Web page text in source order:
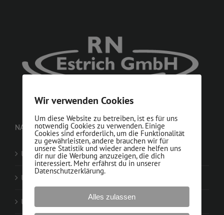
NAVIGATION
Unser Team
Unser Unternehmen
Unsere Leistungen
Wir verwenden Cookies
Um diese Website zu betreiben, ist es für uns
notwendig Cookies zu verwenden. Einige
Cookies sind erforderlich, um die Funktionalität
zu gewährleisten, andere brauchen wir für
unsere Statistik und wieder andere helfen uns
dir nur die Werbung anzuzeigen, die dich
interessiert. Mehr erfährst du in unserer
Datenschutzerklärung.
Alles zulassen